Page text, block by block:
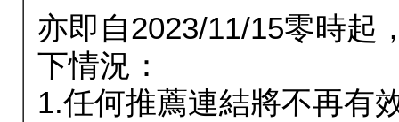
亦即自2023/11/15零時起
下情況：
1.任何推薦連結將不再有